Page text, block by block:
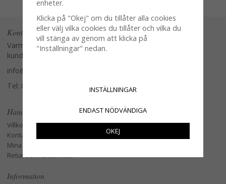
Kontakta oss
Varmt välkommen att kontakta vår
kundtjänst.
info@glasverandan.se
Tel: 079-3495968
Handla
Villkor
Kontakta oss
Mina favoriter
Retur och Reklamation
Information
enheter.
Klicka på "Okej" om du tillåter alla cookies
eller välj vilka cookies du tillåter och vilka du
vill stänga av genom att klicka på
"Inställningar" nedan.
INSTÄLLNINGAR
ENDAST NÖDVÄNDIGA
OKEJ